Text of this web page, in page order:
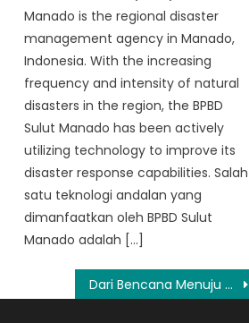
Manado is the regional disaster
management agency in Manado,
Indonesia. With the increasing
frequency and intensity of natural
disasters in the region, the BPBD
Sulut Manado has been actively
utilizing technology to improve its
disaster response capabilities. Salah
satu teknologi andalan yang
dimanfaatkan oleh BPBD Sulut
Manado adalah […]
Dari Bencana Menuju Pemulihan: Peran Vital Posko BPBD Manado dalam Situasi Darurat